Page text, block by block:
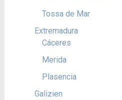
Tossa de Mar
Extremadura
Cáceres
Merida
Plasencia
Galizien